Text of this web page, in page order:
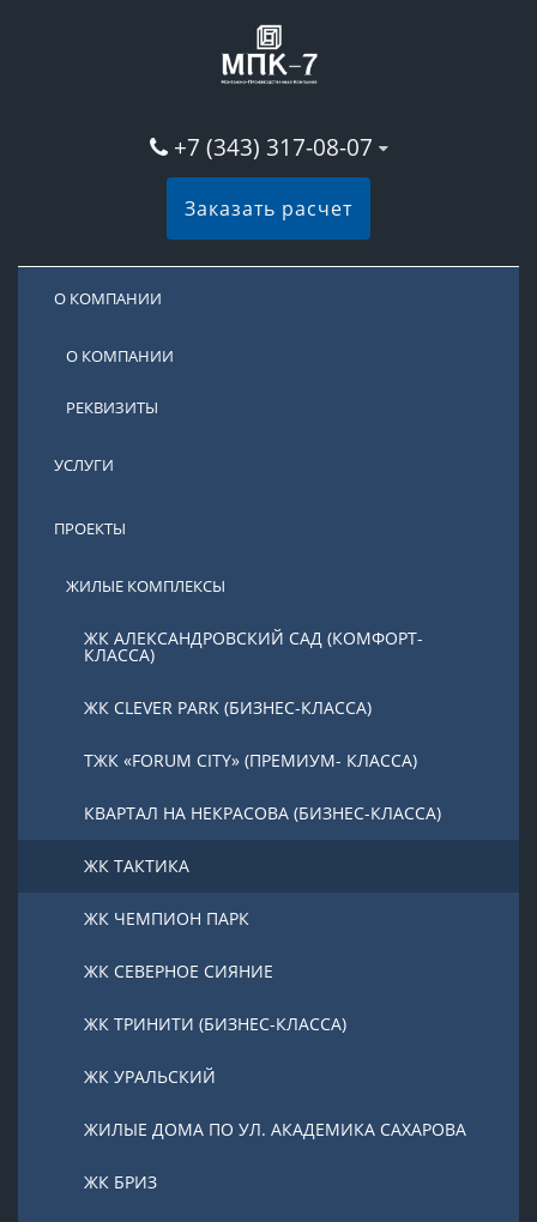
+7 (343) 317-08-07
Заказать расчет
О КОМПАНИИ
О КОМПАНИИ
РЕКВИЗИТЫ
УСЛУГИ
ПРОЕКТЫ
ЖИЛЫЕ КОМПЛЕКСЫ
ЖК АЛЕКСАНДРОВСКИЙ САД (КОМФОРТ-
КЛАССА)
ЖК CLEVER PARK (БИЗНЕС-КЛАССА)
ТЖК «FORUM CITY» (ПРЕМИУМ- КЛАССА)
КВАРТАЛ НА НЕКРАСОВА (БИЗНЕС-КЛАССА)
ЖК ТАКТИКА
ЖК ЧЕМПИОН ПАРК
ЖК СЕВЕРНОЕ СИЯНИЕ
ЖК ТРИНИТИ (БИЗНЕС-КЛАССА)
ЖК УРАЛЬСКИЙ
ЖИЛЫЕ ДОМА ПО УЛ. АКАДЕМИКА САХАРОВА
ЖК БРИЗ